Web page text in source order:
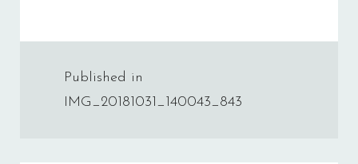
Nawigacja
wpisu
Published in
IMG_20181031_140043_843